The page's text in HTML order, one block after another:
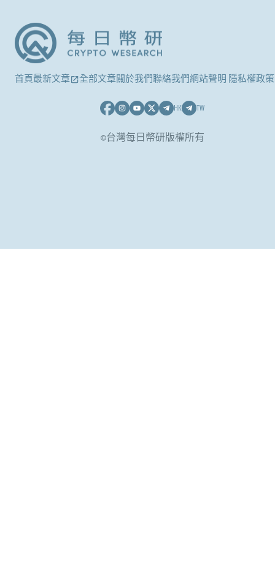
首頁最新文章 全部文章關於我們聯絡我們網站聲明 隱私權政策
HK TW
©台灣每日幣研版權所有